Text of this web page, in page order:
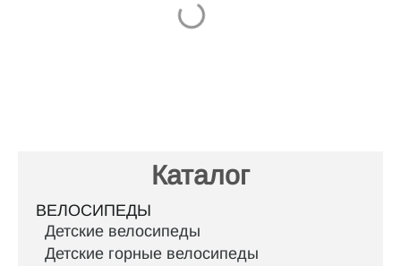
Каталог
ВЕЛОСИПЕДЫ
Детские велосипеды
Детские горные велосипеды